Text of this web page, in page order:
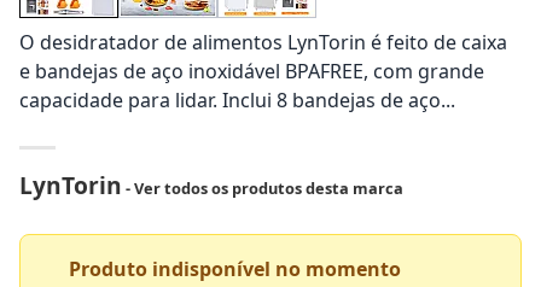
O desidratador de alimentos LynTorin é feito de caixa
e bandejas de aço inoxidável BPAFREE, com grande
capacidade para lidar. Inclui 8 bandejas de aço...
LynTorin - Ver todos os produtos desta marca
Produto indisponível no momento